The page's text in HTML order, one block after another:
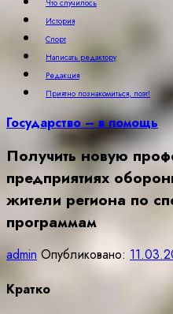
Что случилось
История
Спорт
Написать редактору
Редакция
Приятно познакомиться, поэт!
Государство – в помощь
Получить новую
предприятиях
жители региона по
программам
admin Опубликовано:
Кратко